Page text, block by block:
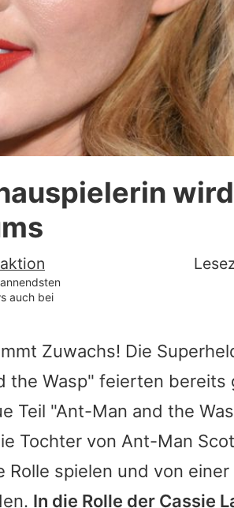
App runterladen
Richtlinien
Impressum
Utiq verwalten
auch bei
Zuwachs! Die
the Wasp" feierten bereits
Teil "Ant-Man and the
Tochter von Ant-Man
Rolle spielen und von
In die Rolle der Cassie